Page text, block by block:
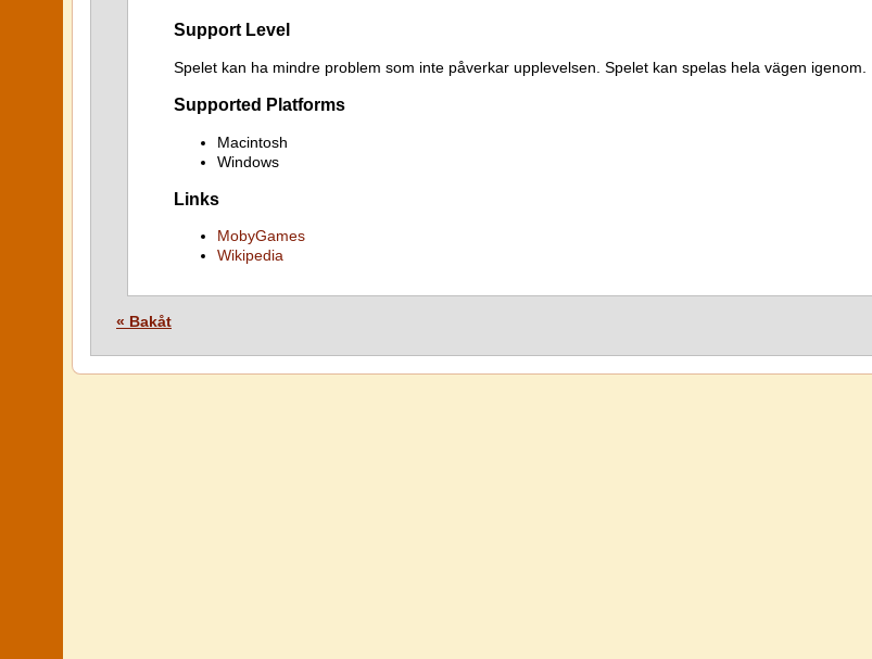
Support Level
Spelet kan ha mindre problem som inte påverkar upplevelsen. Spelet kan spelas hela vägen igenom.
Supported Platforms
Macintosh
Windows
Links
MobyGames
Wikipedia
« Bakåt